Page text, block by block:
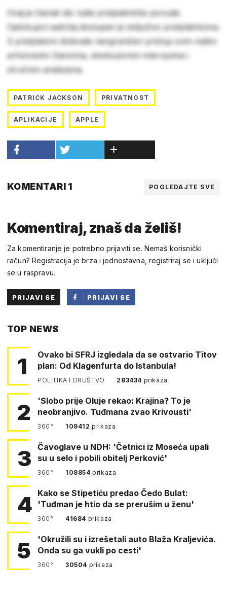
Ovaj je članak dio naše pretplatničke ponude.
Cjelokupni sadržaj dostupan je isključivo pretplatnicima.
S pretplatom dobivate neograničen pristup svim našim
arhiviranim člancima, ekskluzivnim intervjuima i
stručnim analizama.
PATRICK JACKSON PRIVATNOST
APLIKACIJE APPLE
KOMENTARI 1 POGLEDAJTE SVE
Komentiraj, znaš da želiš!
Za komentiranje je potrebno prijaviti se. Nemaš korisnički
račun? Registracija je brza i jednostavna, registriraj se i uključi
se u raspravu.
PRIJAVI SE
PRIJAVI SE
TOP NEWS
1
Ovako bi SFRJ izgledala da se ostvario Titov
plan: Od Klagenfurta do Istanbula!
POLITIKA I DRUŠTVO 283434 prikaza
2
'Slobo prije Oluje rekao: Krajina? To je
neobranjivo. Tuđmana zvao Krivousti'
360° 109412prikaza
3
Čavoglave u NDH: 'Četnici iz Moseća upali
su u selo i pobili obitelj Perković'
360° 108854prikaza
4 Kako se Stipetiću predao Čedo Bulat:
'Tuđman je htio da se prerušim u ženu'
360° 41684 prikaza
5
'Okružili su i izrešetali auto Blaža Kraljevića.
Onda su ga vukli po cesti'
360° 30504 prikaza